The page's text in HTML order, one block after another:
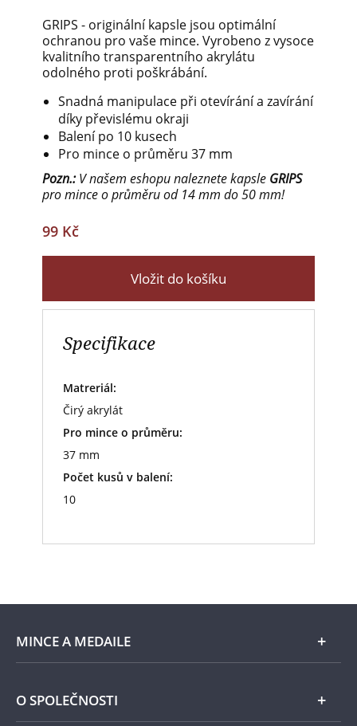
GRIPS - originální kapsle jsou optimální
ochranou pro vaše mince. Vyrobeno z vysoce
kvalitního transparentního akrylátu
odolného proti poškrábání.
Snadná manipulace při otevírání a zavírání
díky převislému okraji
Balení po 10 kusech
Pro mince o průměru 37 mm
Pozn.:V našem eshopu naleznete kapsle GRIPS
pro mince o průměru od 14 mm do 50 mm!
99 Kč
Vložit do košíku
Specifikace
Matreriál:
Čirý akrylát
Pro mince o průměru:
37 mm
Počet kusů v balení:
10
MINCE A MEDAILE
E-shop
O SPOLEČNOSTI